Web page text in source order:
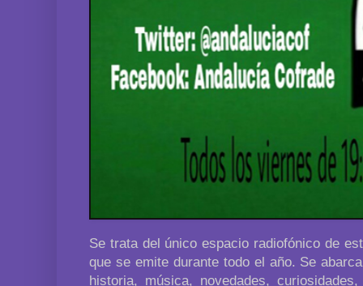
Se trata del único espacio radiofónico de
que se emite durante todo el año. Se
historia, música, novedades,